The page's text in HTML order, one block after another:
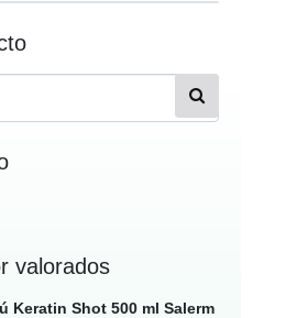
valorados
Keratin Shot 500 ml Salerm